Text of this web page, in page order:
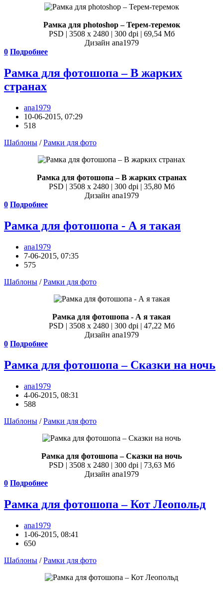
Рамка для photoshop – Терем-теремок
PSD | 3508 x 2480 | 300 dpi | 69,54 Мб
Дизайн аnа1979
0 Подробнее
Рамка для фотошопа – В жарких
странах
ana1979
10-06-2015, 07:29
518
Шаблоны /Рамки для фото
Рамка для фотошопа – В жарких странах
PSD | 3508 x 2480 | 300 dpi | 35,80 Мб
Дизайн аnа1979
0 Подробнее
Рамка для фотошопа - А я такая
ana1979
7-06-2015, 07:35
575
Шаблоны /Рамки для фото
Рамка для фотошопа - А я такая
PSD | 3508 x 2480 | 300 dpi | 47,22 Мб
Дизайн аnа1979
0 Подробнее
Рамка для фотошопа – Сказки на ночь
ana1979
4-06-2015, 08:31
588
Шаблоны /Рамки для фото
Рамка для фотошопа – Сказки на ночь
PSD | 3508 x 2480 | 300 dpi | 73,63 Мб
Дизайн аnа1979
0 Подробнее
Рамка для фотошопа – Кот Леопольд
ana1979
1-06-2015, 08:41
650
Шаблоны /Рамки для фото